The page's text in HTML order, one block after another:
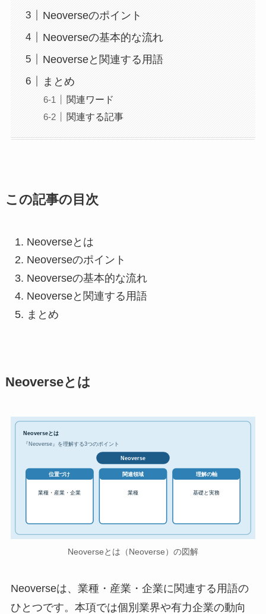
Neoverseのポイント
Neoverseの基本的な流れ
Neoverseと関連する用語
まとめ
関連ワード
関連する記事
この記事の目次
Neoverseとは
Neoverseのポイント
Neoverseの基本的な流れ
Neoverseと関連する用語
まとめ
Neoverseとは
Neoverseとは
『Neoverse』を理解する3つのポイント
Neoverse
位置づけ
業種・産業・企業
関連領域
業種
理解の軸
基礎と実務
Neoverseとは（Neoverse）の図解
Neoverseは、業種・産業・企業に関連する用語の
ひとつです。本項では個別業界や有力企業の動向